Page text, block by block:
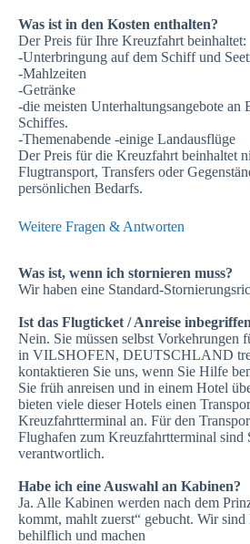
Was ist in den Kosten enthalten?
Der Preis für Ihre Kreuzfahrt beinhaltet:
-Unterbringung auf dem Schiff und
-Mahlzeiten
-Getränke
-die meisten Unterhaltungsangebote an
Schiffes.
-Themenabende -einige Landausflüge
Der Preis für die Kreuzfahrt beinhaltet
Flugtransport, Transfers oder
persönlichen Bedarfs.
Weitere Fragen & Antworten
Was ist, wenn ich stornieren muss?
Wir haben eine Standard-
Ist das Flugticket / Anreise
Nein. Sie müssen selbst Vorkehrungen
in VILSHOFEN, DEUTSCHLAND
kontaktieren Sie uns, wenn Sie Hilfe
Sie früh anreisen und in einem Hotel
bieten viele dieser Hotels einen
Kreuzfahrtterminal an. Für den
Flughafen zum Kreuzfahrtterminal sind
verantwortlich.
Habe ich eine Auswahl an Kabinen?
Ja. Alle Kabinen werden nach dem
kommt, mahlt zuerst“ gebucht. Wir sind
behilflich und machen